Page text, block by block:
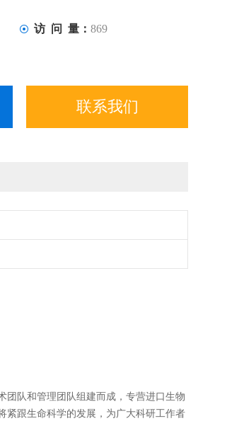
访 问 量： 869
联系我们
团队和管理团队组建而成，专营进口生物
紧跟生命科学的发展，为广大科研工作者